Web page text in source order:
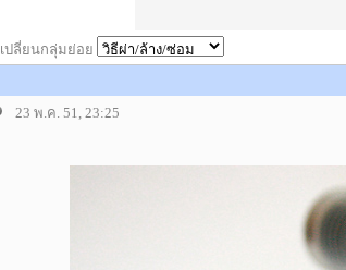
เปลี่ยนกลุ่มย่อย
23 พ.ค. 51, 23:25